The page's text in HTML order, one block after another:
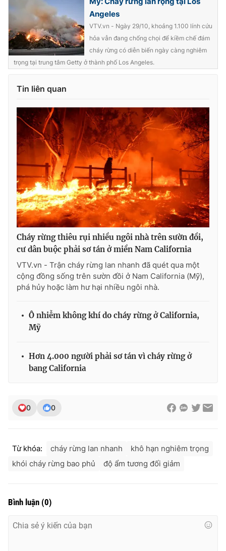
Angeles
VTV.vn - Ngày 29/10, khoảng 1.100 lính cứu
hỏa vẫn đang chống chọi để kiềm chế đám
cháy rừng có diễn biến ngày càng nghiêm
trọng tại trung tâm Getty ở thành phố Los Angeles.
Tin liên quan
Cháy rừng thiêu rụi nhiều ngôi nhà trên sườn đồi,
cư dân buộc phải sơ tán ở miền Nam California
VTV.vn - Trận cháy rừng lan nhanh đã quét qua một
cộng đồng sống trên sườn đồi ở Nam California (Mỹ),
phá hủy hoặc làm hư hại nhiều ngôi nhà.
Ô nhiễm không khí do cháy rừng ở California,
Mỹ
Hơn 4.000 người phải sơ tán vì cháy rừng ở
bang California
0 0
Từ khóa: cháy rừng lan nhanh
khô hạn nghiêm trọng
khói cháy rừng bao phủ
độ ẩm tương đối giảm
Bình luận (0)